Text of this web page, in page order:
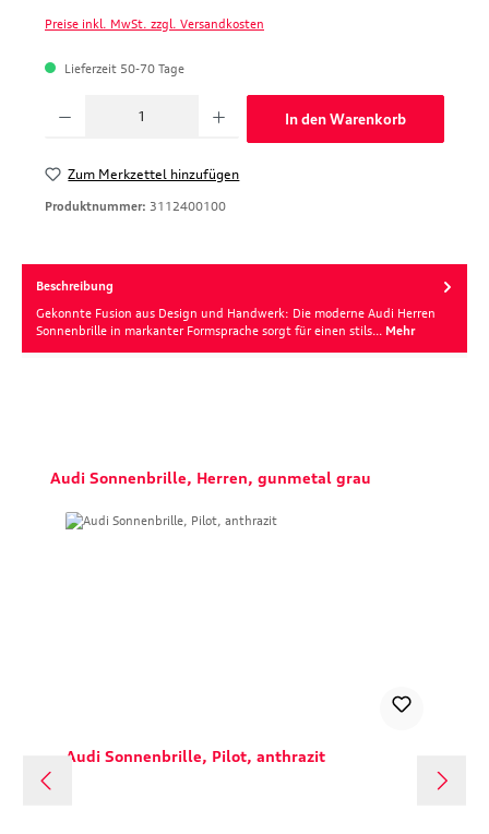
Preise inkl. MwSt. zzgl. Versandkosten
Lieferzeit 50-70 Tage
In den Warenkorb
Zum Merkzettel hinzufügen
Produktnummer: 3112400100
Beschreibung
Gekonnte Fusion aus Design und Handwerk: Die moderne Audi Herren
Sonnenbrille in markanter Formsprache sorgt für einen stils… Mehr
Produktgalerie überspringen
Audi Sonnenbrille, Herren, gunmetal grau
Audi Sonnenbrille, Pilot, anthrazit